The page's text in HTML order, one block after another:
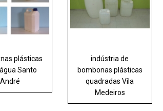
plásticas
Santo
André
indústria de
bombonas plásticas
quadradas Vila
Medeiros